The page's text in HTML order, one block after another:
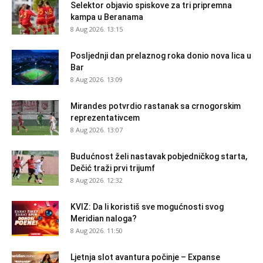
Selektor objavio spiskove za tri pripremna
kampa u Beranama
8 Aug 2026. 13:15
Posljednji dan prelaznog roka donio nova lica u
Bar
8 Aug 2026. 13:09
Mirandes potvrdio rastanak sa crnogorskim
reprezentativcem
8 Aug 2026. 13:07
Budućnost želi nastavak pobjedničkog starta,
Dečić traži prvi trijumf
8 Aug 2026. 12:32
KVIZ: Da li koristiš sve mogućnosti svog
Meridian naloga?
8 Aug 2026. 11:50
Ljetnja slot avantura počinje – Expanse